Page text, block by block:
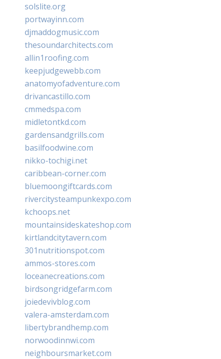
solslite.org
portwayinn.com
djmaddogmusic.com
thesoundarchitects.com
allin1roofing.com
keepjudgewebb.com
anatomyofadventure.com
drivancastillo.com
cmmedspa.com
midletontkd.com
gardensandgrills.com
basilfoodwine.com
nikko-tochigi.net
caribbean-corner.com
bluemoongiftcards.com
rivercitysteampunkexpo.com
kchoops.net
mountainsideskateshop.com
kirtlandcitytavern.com
301nutritionspot.com
ammos-stores.com
loceanecreations.com
birdsongridgefarm.com
joiedevivblog.com
valera-amsterdam.com
libertybrandhemp.com
norwoodinnwi.com
neighboursmarket.com